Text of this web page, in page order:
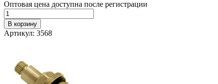
Оптовая цена доступна после регистрации
В корзину
Артикул: 3568